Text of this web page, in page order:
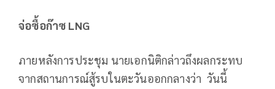
จ่อซื้อก๊าซ LNG
ภายหลังการประชุม นายเอกนิติกล่าวถึงผลกระทบ
จากสถานการณ์สู้รบในตะวันออกกลางว่า วันนี้